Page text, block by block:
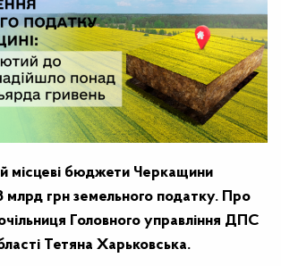
місцеві бюджети Черкащини
млрд грн земельного податку. Про
Головного управління ДПС
Тетяна Харьковська.